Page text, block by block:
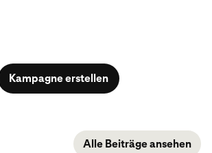
Kampagne erstellen
Alle Beiträge ansehen